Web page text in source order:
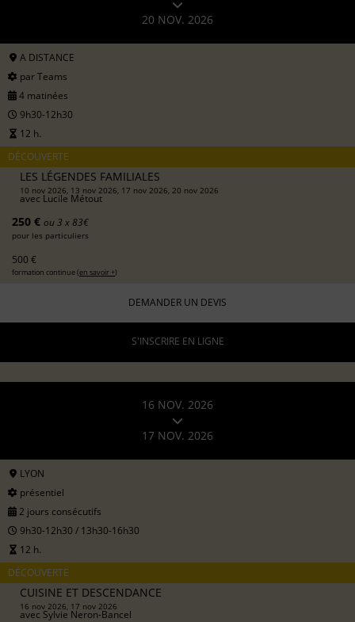
20 NOV. 2026
A DISTANCE
par Teams
4 matinées
9h30-12h30
12 h.
DÉCOUVERTE
LES LÉGENDES FAMILIALES
10 nov 2026, 13 nov 2026, 17 nov 2026, 20 nov 2026
avec Lucile Métout
250 € ou 3 x 83€
pour les particuliers
500 €
formation continue (en savoir +)
DEMANDER UN DEVIS
S'INSCRIRE EN LIGNE
16 NOV. 2026
17 NOV. 2026
LYON
présentiel
2 jours consécutifs
9h30-12h30 / 13h30-16h30
12 h.
DÉCOUVERTE
CUISINE ET DESCENDANCE
16 nov 2026, 17 nov 2026
avec Sylvie Neron-Bancel